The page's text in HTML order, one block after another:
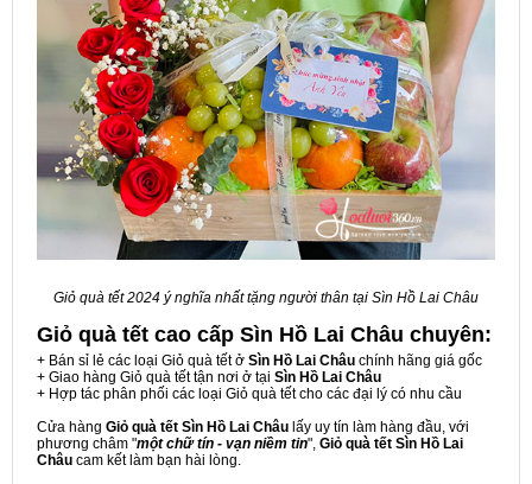
Giỏ quà tết 2024 ý nghĩa nhất tặng người thân tại Sìn Hồ Lai Châu
Giỏ quà tết cao cấp Sìn Hồ Lai Châu chuyên:
+ Bán sỉ lẻ các loại Giỏ quà tết ở Sìn Hồ Lai Châu chính hãng giá gốc
+ Giao hàng Giỏ quà tết tận nơi ở tại Sìn Hồ Lai Châu
+ Hợp tác phân phối các loại Giỏ quà tết cho các đại lý có nhu cầu
Cửa hàng Giỏ quà tết Sìn Hồ Lai Châu lấy uy tín làm hàng đầu, với
phương châm "một chữ tín - vạn niềm tin", Giỏ quà tết Sìn Hồ Lai
Châu cam kết làm bạn hài lòng.